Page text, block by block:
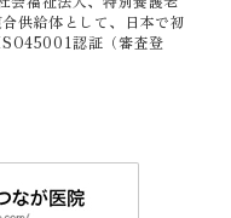
供給体として、日本で初
認証（審査登